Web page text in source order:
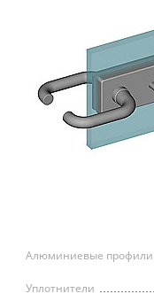
Алюминиевые профили
Уплотнители